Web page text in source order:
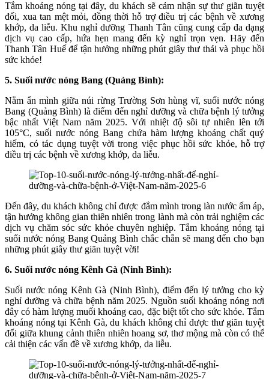
Tắm khoáng nóng tại đây, du khách sẽ cảm nhận sự thư giãn tuyệt
đối, xua tan mệt mỏi, đồng thời hỗ trợ điều trị các bệnh về xương
khớp, da liễu. Khu nghỉ dưỡng Thanh Tân cũng cung cấp đa dạng
dịch vụ cao cấp, hứa hẹn mang đến kỳ nghỉ trọn vẹn. Hãy đến
Thanh Tân Huế để tận hưởng những phút giây thư thái và phục hồi
sức khỏe!
5. Suối nước nóng Bang (Quảng Bình):
Nằm ẩn mình giữa núi rừng Trường Sơn hùng vĩ, suối nước nóng
Bang (Quảng Bình) là điểm đến nghỉ dưỡng và chữa bệnh lý tưởng
bậc nhất Việt Nam năm 2025. Với nhiệt độ sôi tự nhiên lên tới
105°C, suối nước nóng Bang chứa hàm lượng khoáng chất quý
hiếm, có tác dụng tuyệt vời trong việc phục hồi sức khỏe, hỗ trợ
điều trị các bệnh về xương khớp, da liễu.
Đến đây, du khách không chỉ được đắm mình trong làn nước ấm áp,
tận hưởng không gian thiên nhiên trong lành mà còn trải nghiệm các
dịch vụ chăm sóc sức khỏe chuyên nghiệp. Tắm khoáng nóng tại
suối nước nóng Bang Quảng Bình chắc chắn sẽ mang đến cho bạn
những phút giây thư giãn tuyệt vời!
6. Suối nước nóng Kênh Gà (Ninh Bình):
Suối nước nóng Kênh Gà (Ninh Bình), điểm đến lý tưởng cho kỳ
nghỉ dưỡng và chữa bệnh năm 2025. Nguồn suối khoáng nóng nơi
đây có hàm lượng muối khoáng cao, đặc biệt tốt cho sức khỏe. Tắm
khoáng nóng tại Kênh Gà, du khách không chỉ được thư giãn tuyệt
đối giữa khung cảnh thiên nhiên hoang sơ, thơ mộng mà còn có thể
cải thiện các vấn đề về xương khớp, da liễu.